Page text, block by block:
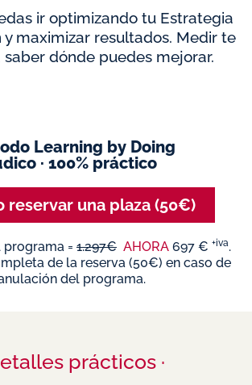
ir optimizando tu Estrategia
y maximizar resultados. Medir te
saber dónde puedes mejorar.
Learning by Doing
· 100% práctico
reservar una plaza (50€)
= 1.297€ AHORA 697 € +iva.
de la reserva (50€) en caso de
del programa.
prácticos ·